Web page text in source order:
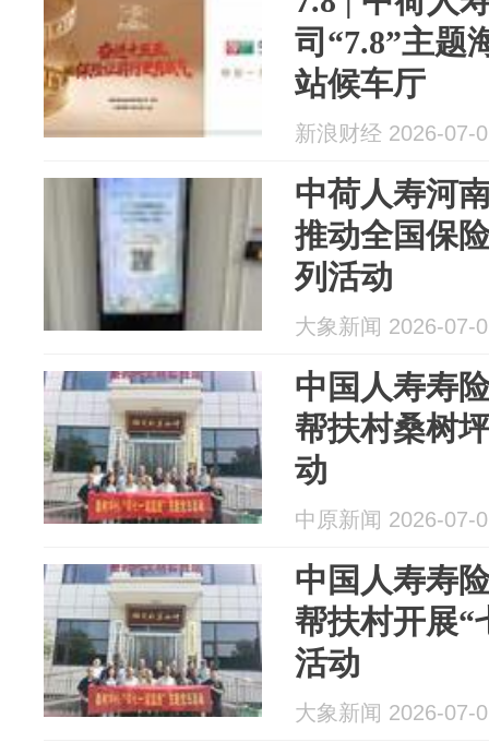
司“7.8”主题
站候车厅
新浪财经 2026-07-
中荷人寿河
推动全国保
列活动
大象新闻 2026-07-
中国人寿寿
帮扶村桑树
动
中原新闻 2026-07-
中国人寿寿
帮扶村开展“
活动
大象新闻 2026-07-